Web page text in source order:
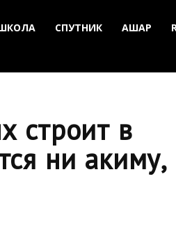
СПУТНИК АШАР
строит в
ни акиму,